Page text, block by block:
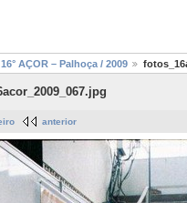
16° AÇOR – Palhoça / 2009
anterior